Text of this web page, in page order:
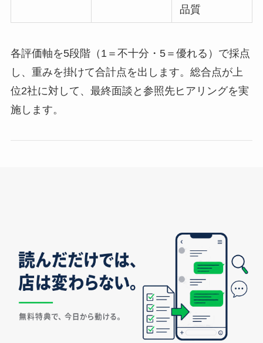
品質
各評価軸を5段階（1＝不十分・5＝優れる）で採点
し、重みを掛けて合計点を出します。総合点が上
位2社に対して、最終面談と参照先ヒアリングを実
施します。